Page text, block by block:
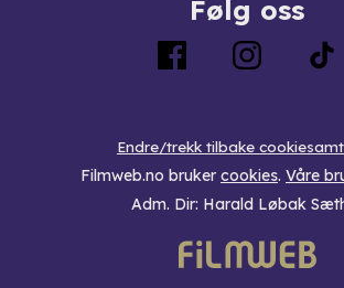
Følg oss
Endre/trekk tilbake
Filmweb.no bruker cookies. Våre
Adm. Dir: Harald Løbak